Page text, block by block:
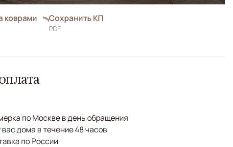
коврами Сохранить КП
PDF
по Москве в день обращения
дома в течение 48 часов
по России